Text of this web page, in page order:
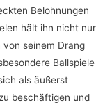
Belohnungen
hält ihn nicht nur
seinem Drang
Ballspiele
als äußerst
beschäftigen und